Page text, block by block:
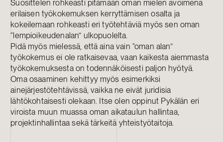
Suosittelen rohkeasti pitämään oman mielen avoimena
erilaisen työkokemuksen kerryttämisen osalta ja
kokeilemaan rohkeasti eri työtehtäviä myös sen oman
“lempioikeudenalan” ulkopuolelta.
Pidä myös mielessä, että aina vain “oman alan”
työkokemus ei ole ratkaisevaa, vaan kaikesta aiemmasta
työkokemuksesta on todennäköisesti paljon hyötyä.
Oma osaaminen kehittyy myös esimerkiksi
ainejärjestötehtävissä, vaikka ne eivät juridisia
lähtökohtaisesti olekaan. Itse olen oppinut Pykälän eri
viroista muun muassa oman aikataulun hallintaa,
projektinhallintaa sekä tärkeitä yhteistyötaitoja.